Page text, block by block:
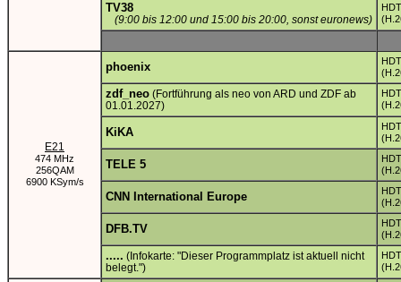
TV38
(9:00 bis 12:00 und 15:00 bis 20:00, sonst euronews)
E21
474 MHz
256QAM
6900 KSym/s
phoenix
zdf_neo (Fortführung als neo von ARD und ZDF ab
01.01.2027)
KiKA
TELE 5
CNN International Europe
DFB.TV
..... (Infokarte: "Dieser Programmplatz ist aktuell nicht
belegt.")